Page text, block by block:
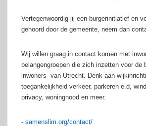
Vertegenwoordig jij een burgerinitiatief en
gehoord door de gemeente, neem dan
Wij willen graag in contact komen met
belangengroepen die zich inzetten voor de
inwoners van Utrecht. Denk aan
toegankelijkheid verkeer, parkeren e.d,
privacy, woningnood en meer.
- samenslim.org/contact/